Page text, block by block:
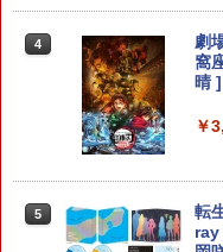
3
寝
ご
ム
る
ラ
着
￥
3
【
【
ド
￥
4
H
4
劇
窩
晴 ]
￥
5
転
ray